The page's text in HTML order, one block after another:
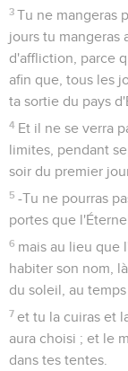
3 Tu ne mangeras
jours tu mangeras
d'affliction, parce
afin que, tous les
ta sortie du pays
4 Et il ne se verra
limites, pendant
soir du premier
5 -Tu ne pourras
portes que
6 mais au lieu que
habiter son nom,
du soleil, au
7 et tu la cuiras et
aura choisi ; et le
dans tes tentes.